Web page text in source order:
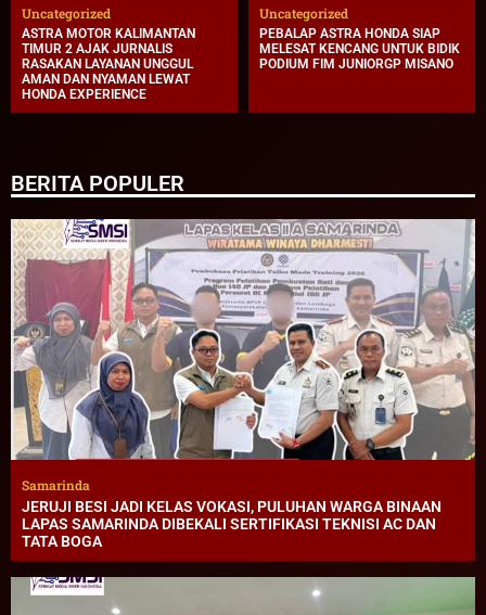
Uncategorized
ASTRA MOTOR KALIMANTAN
TIMUR 2 AJAK JURNALIS
RASAKAN LAYANAN UNGGUL
AMAN DAN NYAMAN LEWAT
HONDA EXPERIENCE
Uncategorized
PEBALAP ASTRA HONDA SIAP
MELESAT KENCANG UNTUK BIDIK
PODIUM FIM JUNIORGP MISANO
BERITA POPULER
Samarinda
JERUJI BESI JADI KELAS VOKASI, PULUHAN WARGA BINAAN
LAPAS SAMARINDA DIBEKALI SERTIFIKASI TEKNISI AC DAN
TATA BOGA